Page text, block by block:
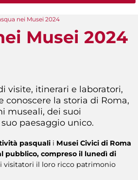
nei Musei 2024
Musei 2024
visite, itinerari e laboratori,
conoscere la storia di Roma,
museali, dei suoi
paesaggio unico.
pasquali i Musei Civici di Roma
pubblico, compreso il lunedì di
visitatori il loro ricco patrimonio